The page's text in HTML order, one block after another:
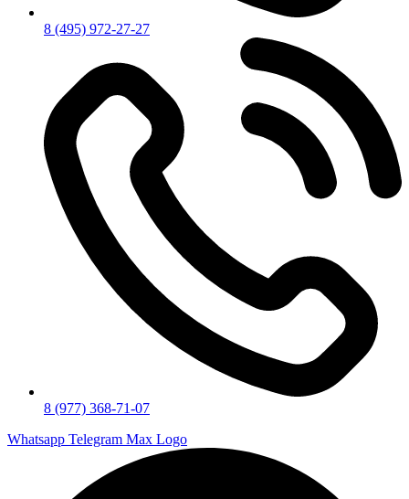
8 (495) 972-27-27
8 (977) 368-71-07
Whatsapp Telegram Max Logo